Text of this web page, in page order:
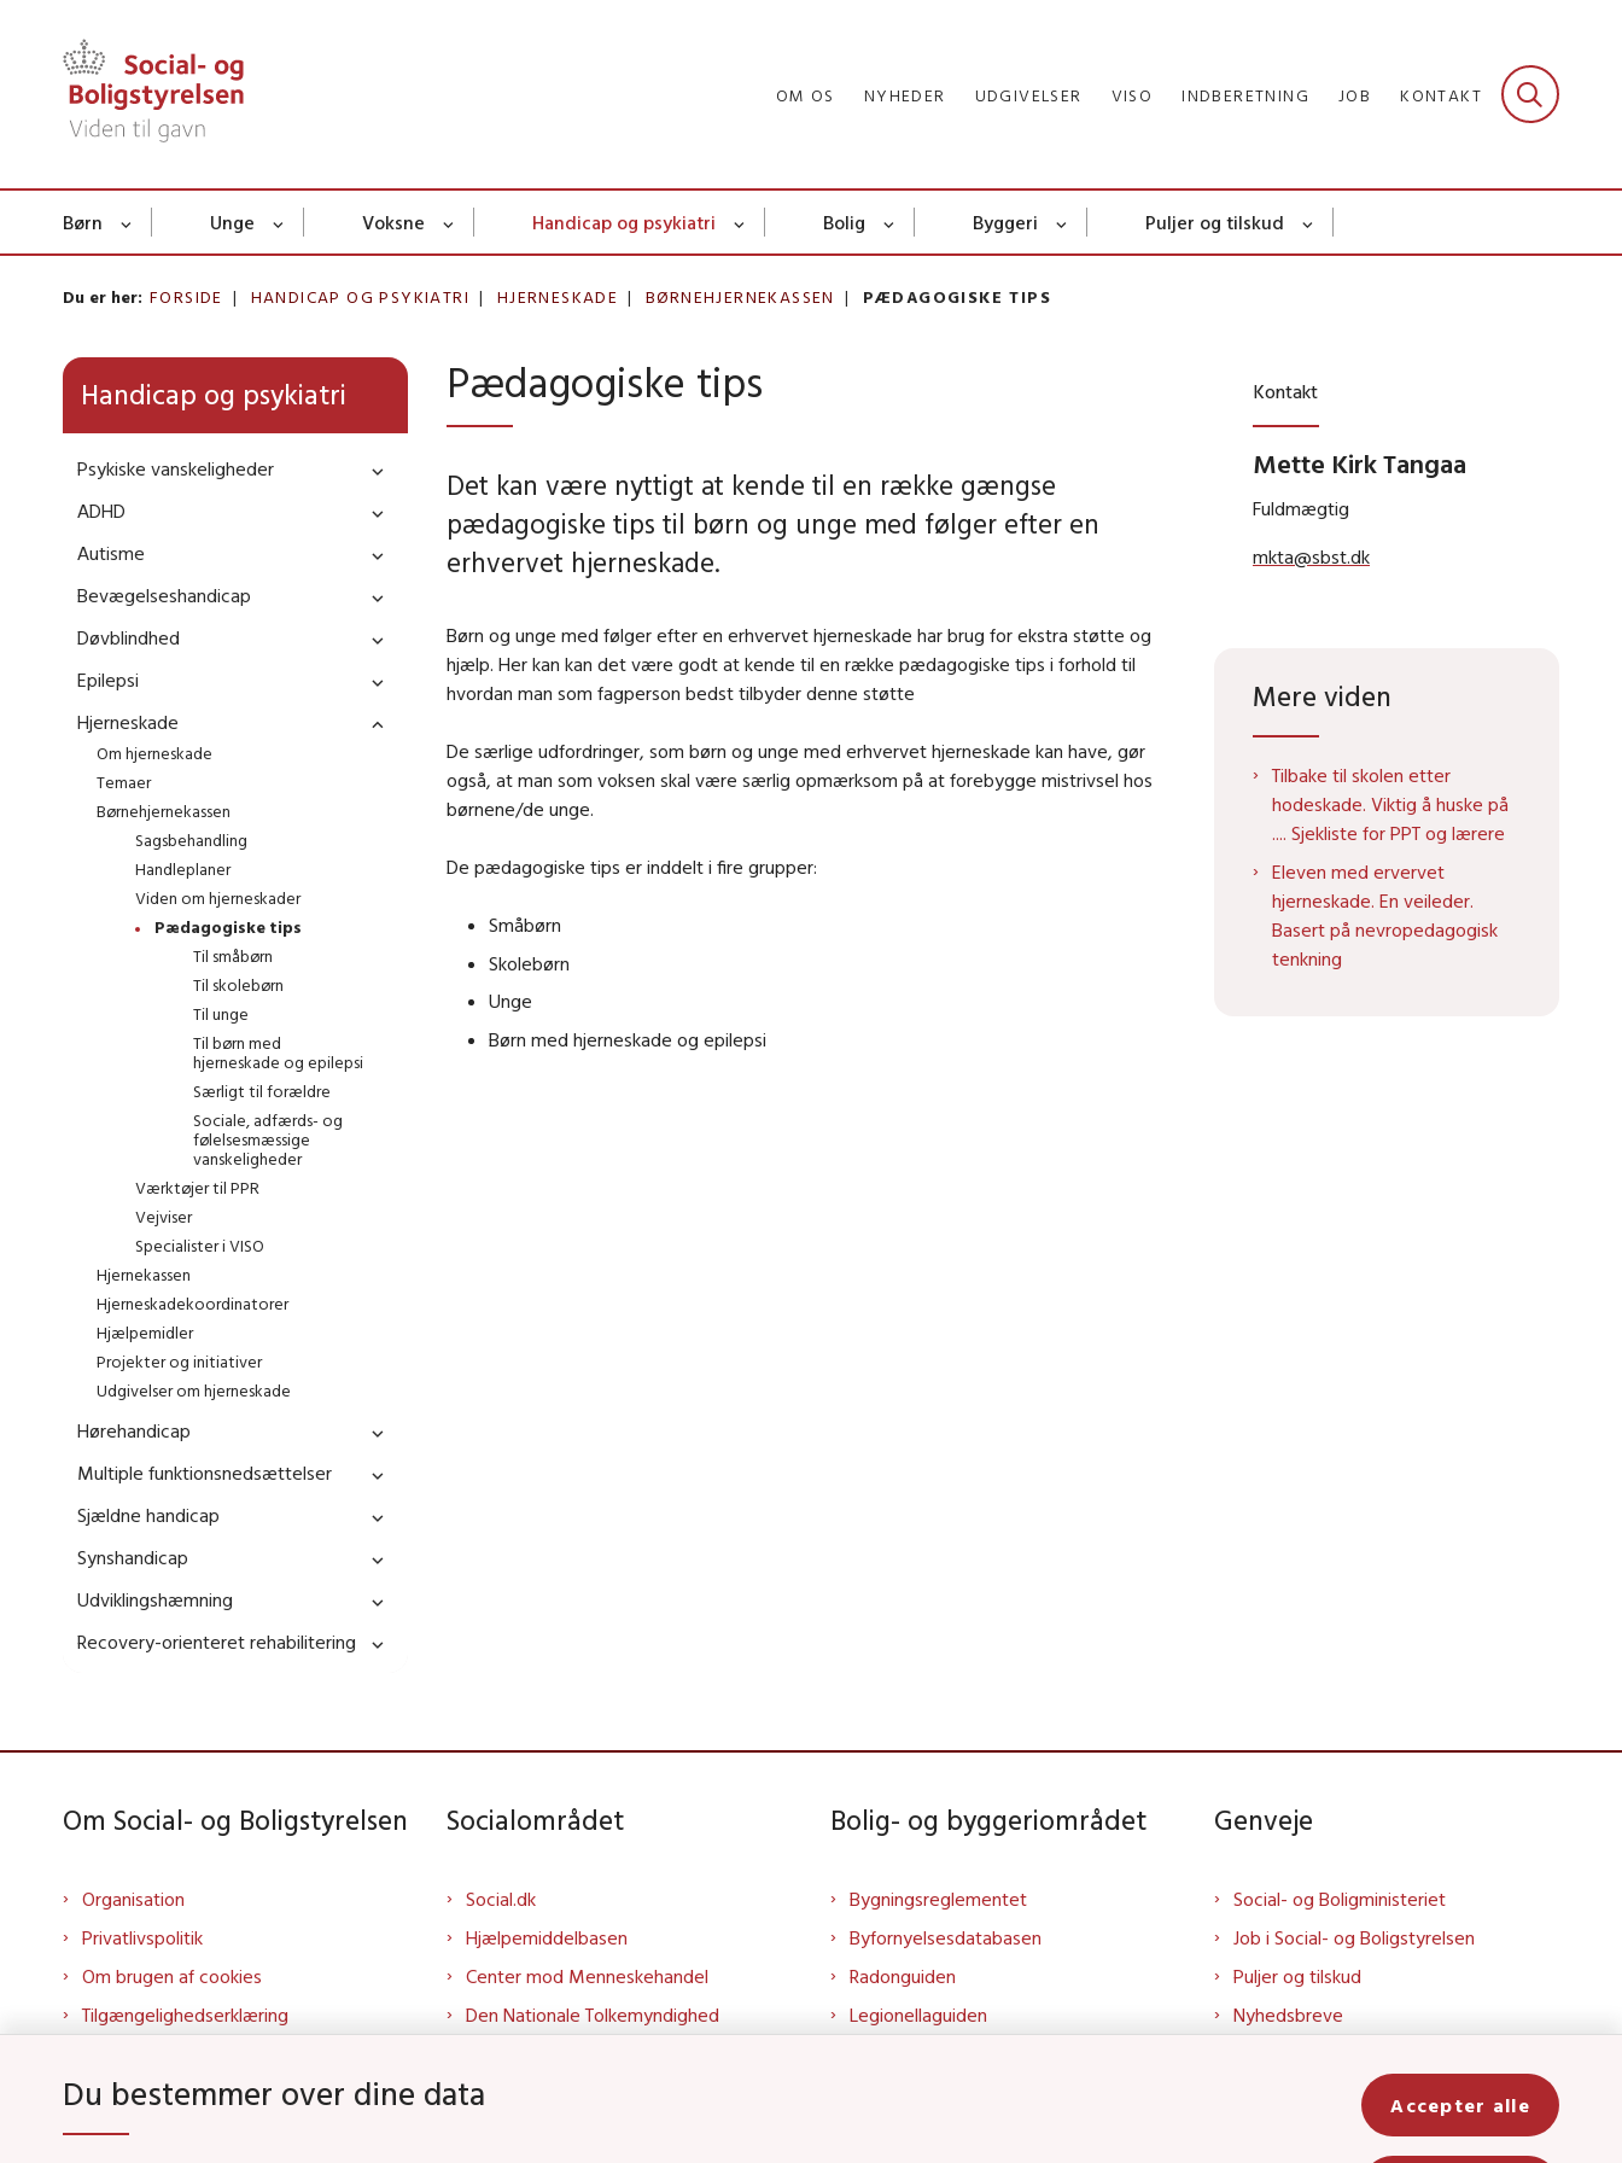
OM OS NYHEDER UDGIVELSER VISO INDBERETNING JOB KONTAKT
Børn Unge Voksne Handicap og psykiatri Bolig Byggeri Puljer og tilskud
Du er her: FORSIDE HANDICAP OG PSYKIATRI HJERNESKADE BØRNEHJERNEKASSEN PÆDAGOGISKE TIPS
Handicap og psykiatri
Psykiske vanskeligheder
ADHD
Autisme
Bevægelseshandicap
Døvblindhed
Epilepsi
Hjerneskade
Om hjerneskade
Temaer
Børnehjernekassen
Sagsbehandling
Handleplaner
Viden om hjerneskader
Pædagogiske tips
Til småbørn
Til skolebørn
Til unge
Til børn med
hjerneskade og epilepsi
Særligt til forældre
Sociale, adfærds- og
følelsesmæssige
vanskeligheder
Værktøjer til PPR
Vejviser
Specialister i VISO
Hjernekassen
Hjerneskadekoordinatorer
Hjælpemidler
Projekter og initiativer
Udgivelser om hjerneskade
Hørehandicap
Multiple funktionsnedsættelser
Sjældne handicap
Synshandicap
Udviklingshæmning
Recovery-orienteret rehabilitering
Pædagogiske tips
Det kan være nyttigt at kende til en række gængse
pædagogiske tips til børn og unge med følger efter en
erhvervet hjerneskade.
Børn og unge med følger efter en erhvervet hjerneskade har brug for ekstra støtte og
hjælp. Her kan kan det være godt at kende til en række pædagogiske tips i forhold til
hvordan man som fagperson bedst tilbyder denne støtte
De særlige udfordringer, som børn og unge med erhvervet hjerneskade kan have, gør
også, at man som voksen skal være særlig opmærksom på at forebygge mistrivsel hos
børnene/de unge.
De pædagogiske tips er inddelt i fire grupper:
Småbørn
Skolebørn
Unge
Børn med hjerneskade og epilepsi
Kontakt
Mette Kirk Tangaa
Fuldmægtig
mkta@sbst.dk
Mere viden
Tilbake til skolen etter
hodeskade. Viktig å huske på
.... Sjekliste for PPT og lærere
Eleven med ervervet
hjerneskade. En veileder.
Basert på nevropedagogisk
tenkning
Om Social- og Boligstyrelsen
Organisation
Privatlivspolitik
Om brugen af cookies
Tilgængelighedserklæring
Kontakt os
Whistleblowerordning
Socialområdet
Social.dk
Hjælpemiddelbasen
Center mod Menneskehandel
Den Nationale Tolkemyndighed
Tolkeportalen
Bolig- og byggeriområdet
Bygningsreglementet
Byfornyelsesdatabasen
Radonguiden
Legionellaguiden
Genveje
Social- og Boligministeriet
Job i Social- og Boligstyrelsen
Puljer og tilskud
Nyhedsbreve
Social- og Boligstyrelsens nyheder
som RSS feed
Du bestemmer over dine data Accepter alle